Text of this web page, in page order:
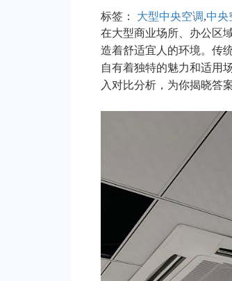
标签： 大型中央空调,中央
在大型商业场所、办公区
造着舒适宜人的环境。传
自有着独特的魅力和适用
入对比分析，为你揭晓答案